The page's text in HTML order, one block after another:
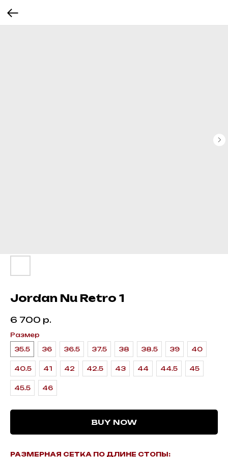
Jordan Nu Retro 1
6 700 р.
Размер
35.5
36 36.5 37.5 38 38.5 39 40
40.5 41 42 42.5 43 44 44.5 45
45.5 46
BUY NOW
РАЗМЕРНАЯ СЕТКА ПО ДЛИНЕ СТОПЫ: